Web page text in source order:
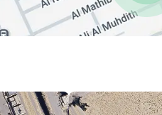
على العقار ؟
العقار مرهون
لا